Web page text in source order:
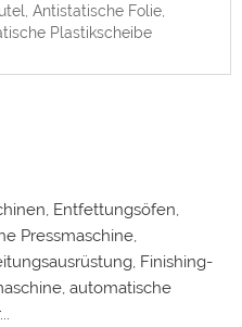
Antistatische Folie,
Plastikscheibe
Entfettungsöfen,
Pressmaschine,
Finishing-
automatische